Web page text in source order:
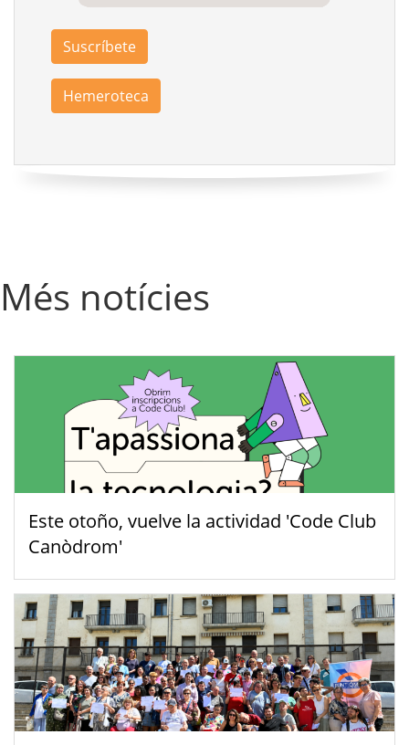
Suscríbete
Hemeroteca
Més notícies
Este otoño, vuelve la actividad 'Code Club
Canòdrom'